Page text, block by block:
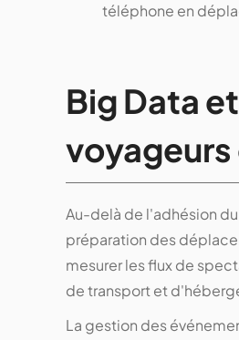
téléphone en
Big Data
Au-delà de l'adhésion
préparation des
mesurer les flux de
de transport et
La gestion des